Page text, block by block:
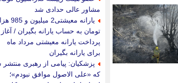
مشاور عالی حدادی شد
یارانه معیشتی2
تومان به حساب یارانه بگیران / آغاز
پرداخت یارانه معیشتی مرداد ماه
برای یارانه بگیران
پزشکیان: پیامی از رهبری
که «علی الاصول موافق نبودم»؛